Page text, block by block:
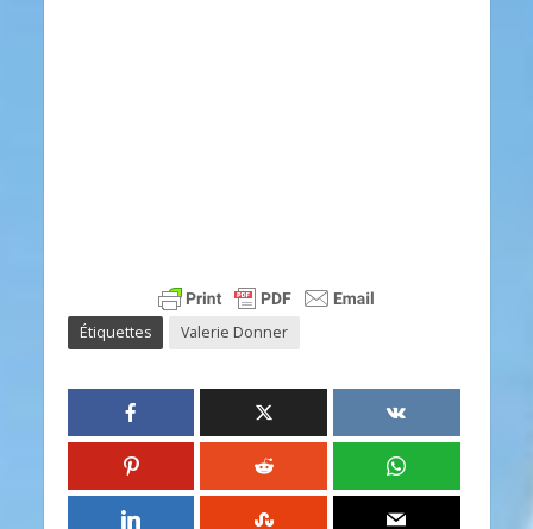
Étiquettes Valerie Donner